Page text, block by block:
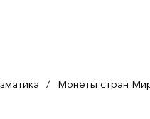
/ Монеты стран